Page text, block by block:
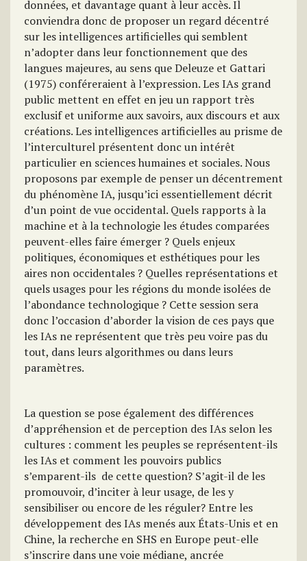
données, et davantage quant à leur accès. Il
conviendra donc de proposer un regard décentré
sur les intelligences artificielles qui semblent
n’adopter dans leur fonctionnement que des
langues majeures, au sens que Deleuze et Gattari
(1975) conféreraient à l’expression. Les IAs grand
public mettent en effet en jeu un rapport très
exclusif et uniforme aux savoirs, aux discours et aux
créations. Les intelligences artificielles au prisme de
l’interculturel présentent donc un intérêt
particulier en sciences humaines et sociales. Nous
proposons par exemple de penser un décentrement
du phénomène IA, jusqu’ici essentiellement décrit
d’un point de vue occidental. Quels rapports à la
machine et à la technologie les études comparées
peuvent-elles faire émerger ? Quels enjeux
politiques, économiques et esthétiques pour les
aires non occidentales ? Quelles représentations et
quels usages pour les régions du monde isolées de
l’abondance technologique ? Cette session sera
donc l’occasion d’aborder la vision de ces pays que
les IAs ne représentent que très peu voire pas du
tout, dans leurs algorithmes ou dans leurs
paramètres.
La question se pose également des différences
d’appréhension et de perception des IAs selon les
cultures : comment les peuples se représentent-ils
les IAs et comment les pouvoirs publics
s’emparent-ils de cette question? S’agit-il de les
promouvoir, d’inciter à leur usage, de les y
sensibiliser ou encore de les réguler? Entre les
développement des IAs menés aux États-Unis et en
Chine, la recherche en SHS en Europe peut-elle
s’inscrire dans une voie médiane, ancrée